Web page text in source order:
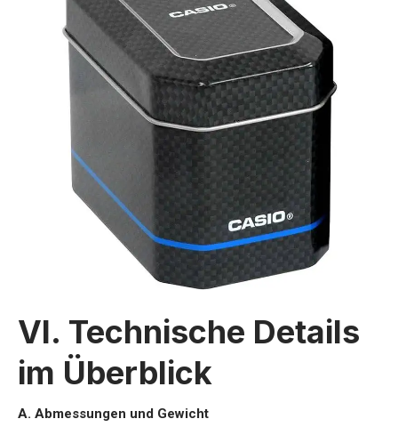
VI. Technische Details
im Überblick
A. Abmessungen und Gewicht